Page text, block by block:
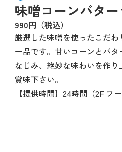
味噌コーンバタ
990円（税込）
厳選した味噌を使ったこだ
一品です。甘いコーンとバタ
なじみ、絶妙な味わいを作
賞味下さい。
【提供時間】24時間（2F フ